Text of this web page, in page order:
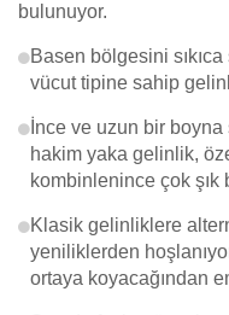
bulunuyor.
Basen bölgesini
vücut tipine sahip
İnce ve uzun bir
hakim yaka gelinlik,
kombinlenince çok şık
Klasik gelinliklere
yeniliklerden
ortaya koyacağından